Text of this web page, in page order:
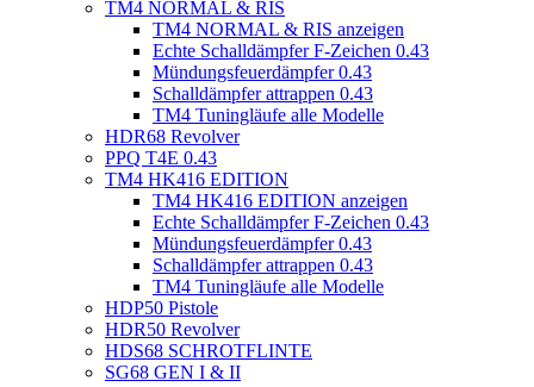
TM4 NORMAL & RIS
TM4 NORMAL & RIS anzeigen
Echte Schalldämpfer F-Zeichen 0.43
Mündungsfeuerdämpfer 0.43
Schalldämpfer attrappen 0.43
TM4 Tuningläufe alle Modelle
HDR68 Revolver
PPQ T4E 0.43
TM4 HK416 EDITION
TM4 HK416 EDITION anzeigen
Echte Schalldämpfer F-Zeichen 0.43
Mündungsfeuerdämpfer 0.43
Schalldämpfer attrappen 0.43
TM4 Tuningläufe alle Modelle
HDP50 Pistole
HDR50 Revolver
HDS68 SCHROTFLINTE
SG68 GEN I & II